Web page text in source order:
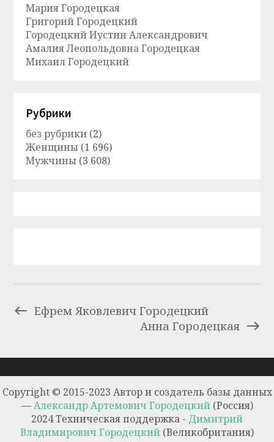
Мария Городецкая
Григорий Городецкий
Городецкий Иустин Александрович
Амалия Леопольдовна Городецкая
Михаил Городецкий
Рубрики
без рубрики (2)
Женщины (1 696)
Мужчины (3 608)
Ефрем Яковлевич Городецкий
Анна Городецкая
Copyright © 2015-2023 Автор и создатель базы данных
—Александр Артемович Городецкий(Россия)
2024 Техническая поддержка - Димитрий
Владимирович Городецкий (Великобритания)